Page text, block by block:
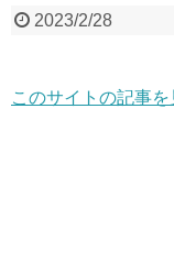
2023/2/28
このサイトの記事を